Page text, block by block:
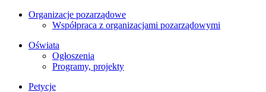
Organizacje pozarządowe
Współpraca z organizacjami pozarządowymi
Oświata
Ogłoszenia
Programy, projekty
Petycje